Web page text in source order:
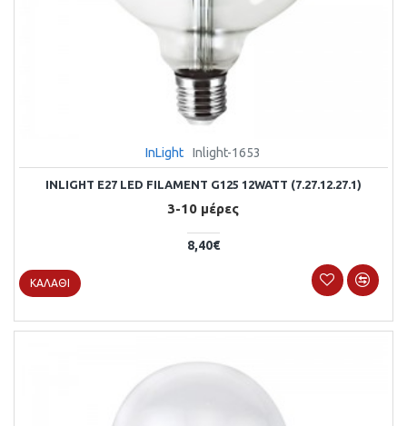
InLight Inlight-1653
INLIGHT Ε27 LED FILAMENT G125 12WATT (7.27.12.27.1)
3-10 μέρες
8,40€
ΚΑΛΆΘΙ